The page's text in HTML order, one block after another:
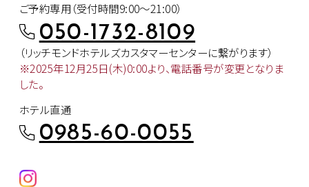
ご予約専用（受付時間9:00～21:00）
050-1732-8109
（リッチモンドホテルズカスタマーセンターに繋がります）
※2025年12月25日(木)0:00より、電話番号が変更となりま
した。
ホテル直通
0985-60-0055